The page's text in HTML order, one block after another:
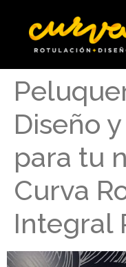
Diseño
para tu
Curva
Integral